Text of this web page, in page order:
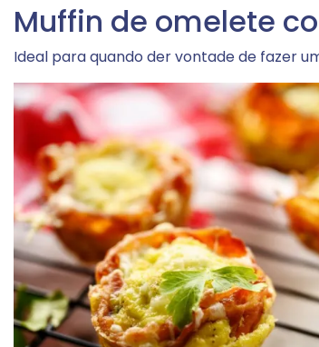
Muffin de omelete
Ideal para quando der vontade de fazer